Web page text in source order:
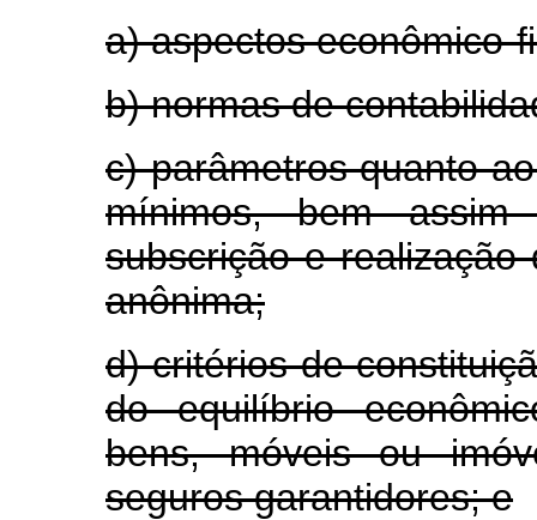
a) aspectos econômico-
b) normas de
c) parâmetros quanto
mínimos, bem
subscrição e
anônima;
d) critérios de
do equilíbrio
bens, móveis ou
seguros garantidores; e